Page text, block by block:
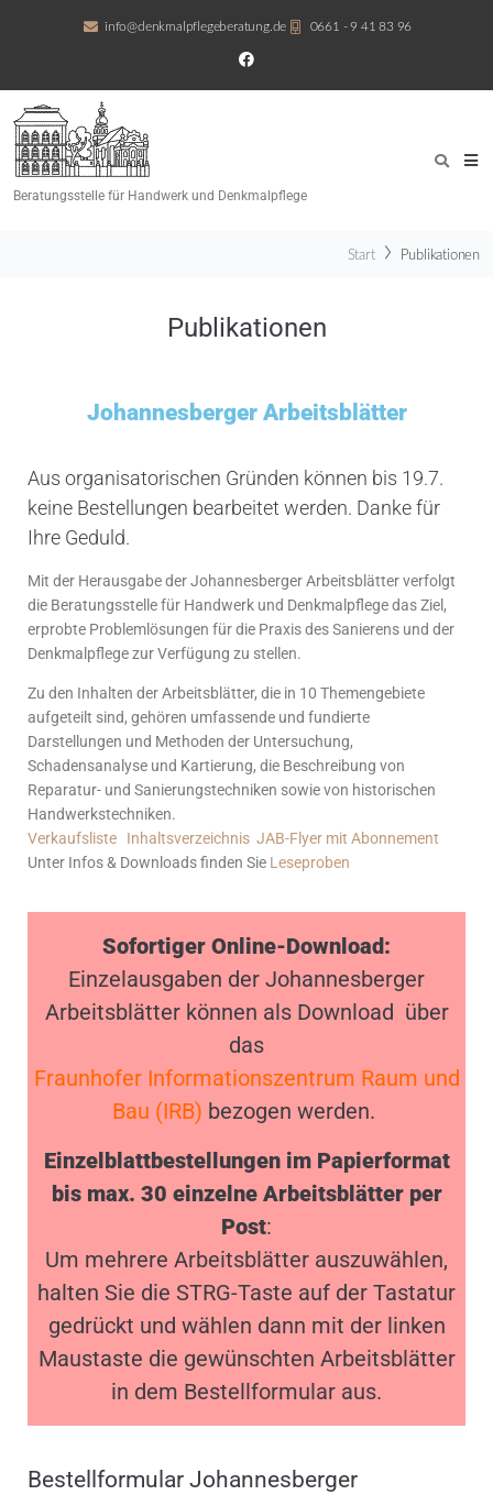
info@denkmalpflegeberatung.de 0661 - 9 41 83 96
Beratungsstelle für Handwerk und Denkmalpflege
Start Publikationen
Publikationen
Johannesberger Arbeitsblätter
Aus organisatorischen Gründen können bis 19.7.
keine Bestellungen bearbeitet werden. Danke für
Ihre Geduld.
Mit der Herausgabe der Johannesberger Arbeitsblätter verfolgt
die Beratungsstelle für Handwerk und Denkmalpflege das Ziel,
erprobte Problemlösungen für die Praxis des Sanierens und der
Denkmalpflege zur Verfügung zu stellen.
Zu den Inhalten der Arbeitsblätter, die in 10 Themengebiete
aufgeteilt sind, gehören umfassende und fundierte
Darstellungen und Methoden der Untersuchung,
Schadensanalyse und Kartierung, die Beschreibung von
Reparatur- und Sanierungstechniken sowie von historischen
Handwerkstechniken.
Verkaufsliste
Inhaltsverzeichnis JAB-Flyer mit Abonnement
Unter Infos & Downloads finden Sie Leseproben
Sofortiger Online-Download:
Einzelausgaben der Johannesberger
Arbeitsblätter können als Download über
das
Fraunhofer Informationszentrum Raum und
Bau (IRB) bezogen werden.
Einzelblattbestellungen im Papierformat
bis max. 30 einzelne Arbeitsblätter per
Post:
Um mehrere Arbeitsblätter auszuwählen,
halten Sie die STRG-Taste auf der Tastatur
gedrückt und wählen dann mit der linken
Maustaste die gewünschten Arbeitsblätter
in dem Bestellformular aus.
Bestellformular Johannesberger